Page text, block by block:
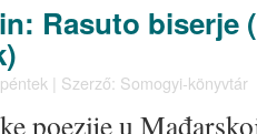
Rasuto biserje
| Szerző: Somogyi-könyvtár
poezije u